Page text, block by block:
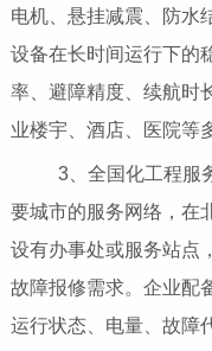
电机、悬挂减震、防水
设备在长时间运行下的
率、避障精度、续航时
业楼宇、酒店、医院等
3、全国化工程服务
要城市的服务网络，在
设有办事处或服务站点
故障报修需求。企业配
运行状态、电量、故障